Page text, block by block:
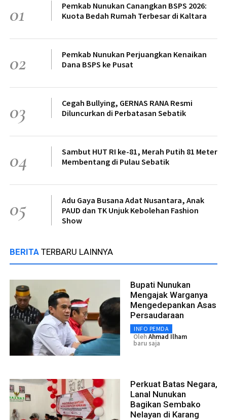
01
Pemkab Nunukan Canangkan BSPS 2026:
Kuota Bedah Rumah Terbesar di Kaltara
02
Pemkab Nunukan Perjuangkan Kenaikan
Dana BSPS ke Pusat
03
Cegah Bullying, GERNAS RANA Resmi
Diluncurkan di Perbatasan Sebatik
04
Sambut HUT RI ke-81, Merah Putih 81 Meter
Membentang di Pulau Sebatik
05
Adu Gaya Busana Adat Nusantara, Anak
PAUD dan TK Unjuk Kebolehan Fashion
Show
BERITA TERBARU LAINNYA
Bupati Nunukan
Mengajak Warganya
Mengedepankan Asas
Persaudaraan
INFO PEMDA
OlehAhmad Ilham
baru saja
Perkuat Batas Negara,
Lanal Nunukan
Bagikan Sembako
Nelayan di Karang